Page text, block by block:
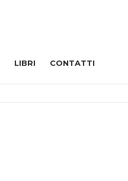
LIBRI CONTATTI